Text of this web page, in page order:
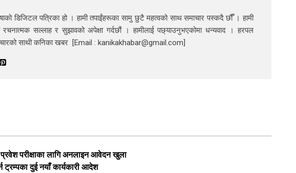
डिजिटल पत्रिका हो । हामी तपाईंहरूका सामु छुटै महत्वको साथ समाचार पस्कदै छौँँ । हामी
सल्लाह र सुझावको अपेक्षा गर्दछौं । हामीलाई पछ्याउनुभएकोमा धन्यवाद । हरपल
साथी कनिका खबर [Email : kanikakhabar@gmail.com]
परीक्षाका लागि अनलाइन आवेदन खुला
ट्रम्पका दुई नयाँ कार्यकारी आदेश